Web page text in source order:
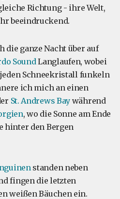
Richtung - ihre Welt,
beeindruckend.
die ganze Nacht über auf
SoundLanglaufen, wobei
Schneekristall funkeln
ich mich an einen
St. Andrews Bay während
, wo die Sonne am Ende
hinter den Bergen
standen neben
fingen die letzten
weißen Bäuchen ein.